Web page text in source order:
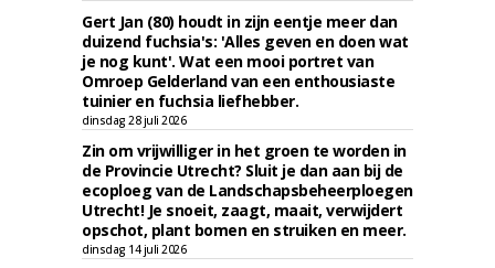
Gert Jan (80) houdt in zijn eentje meer dan
duizend fuchsia's: 'Alles geven en doen wat
je nog kunt'. Wat een mooi portret van
Omroep Gelderland van een enthousiaste
tuinier en fuchsia liefhebber.
dinsdag 28 juli 2026
Zin om vrijwilliger in het groen te worden in
de Provincie Utrecht? Sluit je dan aan bij de
ecoploeg van de Landschapsbeheerploegen
Utrecht! Je snoeit, zaagt, maait, verwijdert
opschot, plant bomen en struiken en meer.
dinsdag 14 juli 2026